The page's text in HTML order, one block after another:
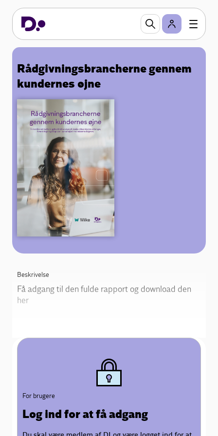
Rådgivningsbrancherne gennem
kundernes øjne
Beskrivelse
Få adgang til den fulde rapport og download den
her
For brugere
Log ind for at få adgang